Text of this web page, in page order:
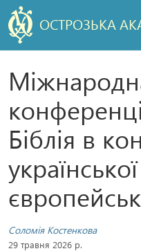
ОСТРОЗЬКА
Біблія в
Соломія Костенкова
29 травня 2026 р.